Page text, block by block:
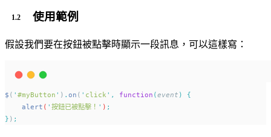
使用範例
假設我們要在按鈕被點擊時顯示一段訊息，可以這樣寫：
$ ( ' #myButton ' ) . on ( ' click ' , function (event )
{
alert ( ' 按鈕已被點擊！ ' ) ;
} ) ;